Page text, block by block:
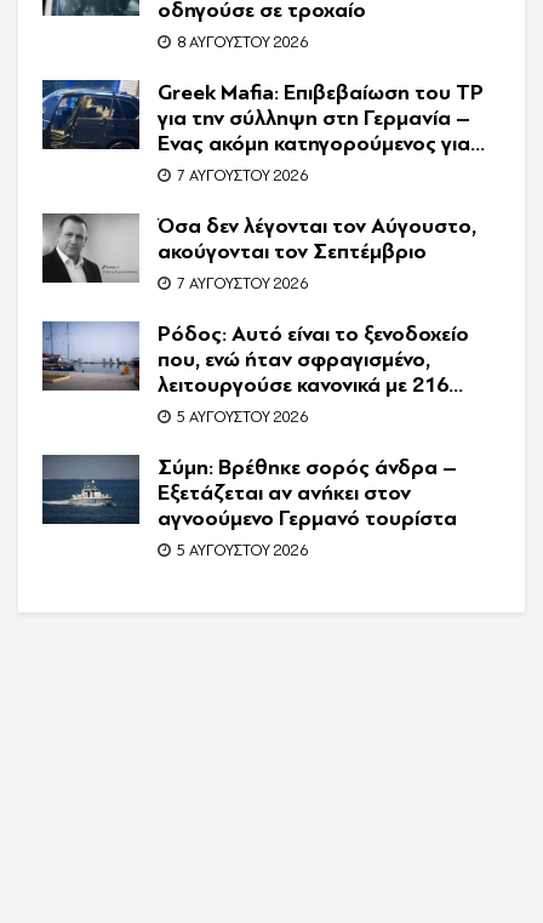
οδηγούσε σε τροχαίο
8 ΑΥΓΟΎΣΤΟΥ 2026
Greek Mafia: Επιβεβαίωση τoυ ΤP
για την σύλληψη στη Γερμανία –
Ένας ακόμη κατηγορούμενος για
τον θάνατο του Ζαμπούνη
7 ΑΥΓΟΎΣΤΟΥ 2026
Όσα δεν λέγονται τον Αύγουστο,
ακούγονται τον Σεπτέμβριο
7 ΑΥΓΟΎΣΤΟΥ 2026
Ρόδος: Αυτό είναι το ξενοδοχείο
που, ενώ ήταν σφραγισμένο,
λειτουργούσε κανονικά με 216
πελάτες – Συνελήφθη η
5 ΑΥΓΟΎΣΤΟΥ 2026
Σύμη: Βρέθηκε σορός άνδρα –
Εξετάζεται αν ανήκει στον
αγνοούμενο Γερμανό τουρίστα
5 ΑΥΓΟΎΣΤΟΥ 2026